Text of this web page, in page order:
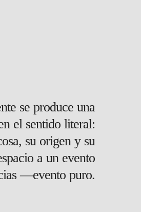
se produce una
el sentido literal:
su origen y su
a un evento
—evento puro.